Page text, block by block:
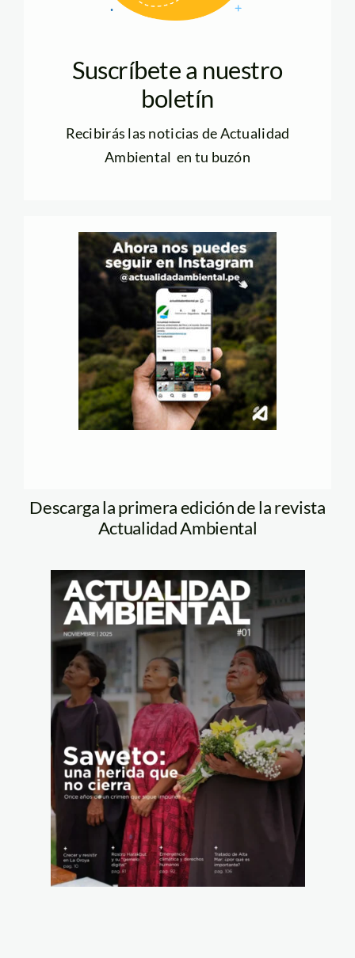
Suscríbete a nuestro
boletín
Recibirás las noticias de Actualidad
Ambiental en tu buzón
Descarga la primera edición de la revista
Actualidad Ambiental